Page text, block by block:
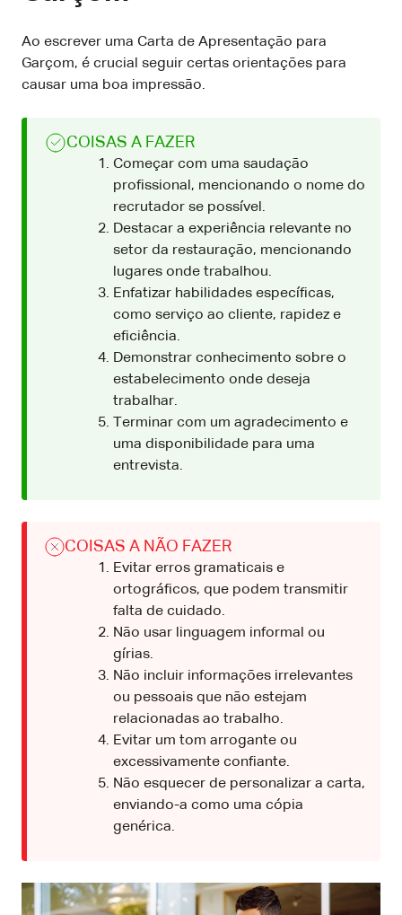
Ao escrever uma Carta de Apresentação para
Garçom, é crucial seguir certas orientações para
causar uma boa impressão.
COISAS A FAZER
Começar com uma saudação
profissional, mencionando o nome do
recrutador se possível.
Destacar a experiência relevante no
setor da restauração, mencionando
lugares onde trabalhou.
Enfatizar habilidades específicas,
como serviço ao cliente, rapidez e
eficiência.
Demonstrar conhecimento sobre o
estabelecimento onde deseja
trabalhar.
Terminar com um agradecimento e
uma disponibilidade para uma
entrevista.
COISAS A NÃO FAZER
Evitar erros gramaticais e
ortográficos, que podem transmitir
falta de cuidado.
Não usar linguagem informal ou
gírias.
Não incluir informações irrelevantes
ou pessoais que não estejam
relacionadas ao trabalho.
Evitar um tom arrogante ou
excessivamente confiante.
Não esquecer de personalizar a carta,
enviando-a como uma cópia
genérica.